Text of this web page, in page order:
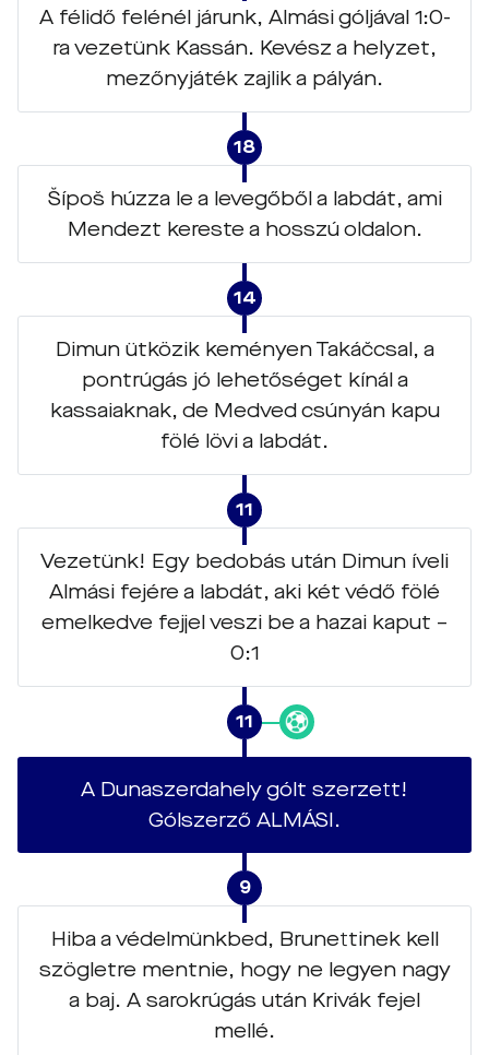
A félidő felénél járunk, Almási góljával 1:0-
ra vezetünk Kassán. Kevész a helyzet,
mezőnyjáték zajlik a pályán.
18
Šípoš húzza le a levegőből a labdát, ami
Mendezt kereste a hosszú oldalon.
14
Dimun ütközik keményen Takáčcsal, a
pontrúgás jó lehetőséget kínál a
kassaiaknak, de Medved csúnyán kapu
fölé lövi a labdát.
11
Vezetünk! Egy bedobás után Dimun íveli
Almási fejére a labdát, aki két védő fölé
emelkedve fejjel veszi be a hazai kaput –
0:1
11
A Dunaszerdahely gólt szerzett!
Gólszerző ALMÁSI.
9
Hiba a védelmünkbed, Brunettinek kell
szögletre mentnie, hogy ne legyen nagy
a baj. A sarokrúgás után Krivák fejel
mellé.